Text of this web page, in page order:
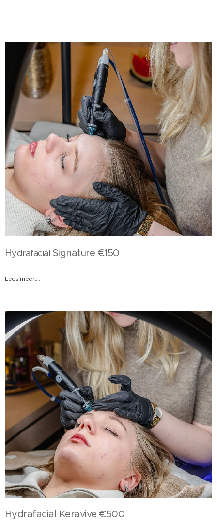
Hydrafacial Signature €150
Lees meer,...
Hydrafacial Keravive €500